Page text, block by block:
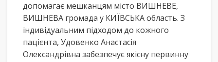
допомагає мешканцям місто ВИШНЕВЕ,
ВИШНЕВА громада у КИЇВСЬКА область. З
індивідуальним підходом до кожного
пацієнта, Удовенко Анастасія
Олександрівна забезпечує якісну первинну